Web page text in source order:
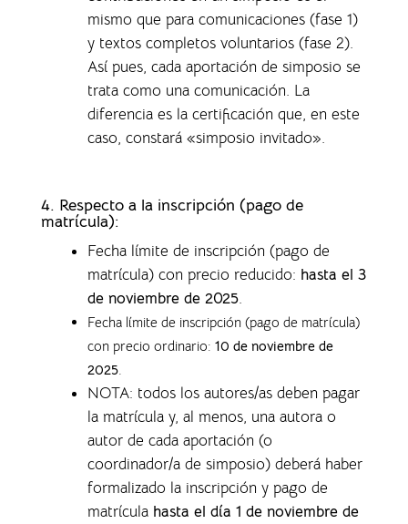
mismo que para comunicaciones (fase 1)
y textos completos voluntarios (fase 2).
Así pues, cada aportación de simposio se
trata como una comunicación. La
diferencia es la certificación que, en este
caso, constará «simposio invitado».
4. Respecto a la inscripción (pago de
matrícula):
Fecha límite de inscripción (pago de
matrícula) con precio reducido: hasta el 3
de noviembre de 2025.
Fecha límite de inscripción (pago de matrícula)
con precio ordinario: 10 de noviembre de
2025.
NOTA: todos los autores/as deben pagar
la matrícula y, al menos, una autora o
autor de cada aportación (o
coordinador/a de simposio) deberá haber
formalizado la inscripción y pago de
matrícula hasta el día 1 de noviembre de